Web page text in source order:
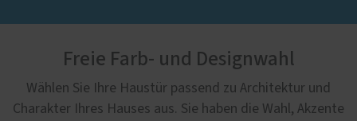
Freie Farb- und Designwahl
Wählen Sie Ihre Haustür passend zu Architektur und
Charakter Ihres Hauses aus. Sie haben die Wahl, Akzente